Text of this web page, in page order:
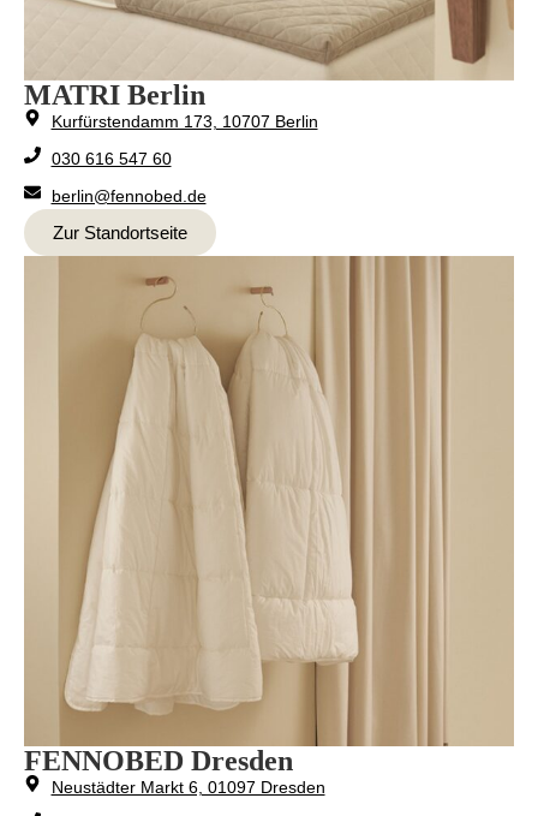
MATRI Berlin
Kurfürstendamm 173, 10707 Berlin
030 616 547 60
berlin@fennobed.de
Zur Standortseite
FENNOBED Dresden
Neustädter Markt 6, 01097 Dresden